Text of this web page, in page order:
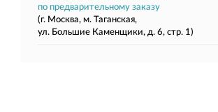
по предварительному заказу
(г. Москва, м. Таганская,
ул. Большие Каменщики, д. 6, стр. 1)